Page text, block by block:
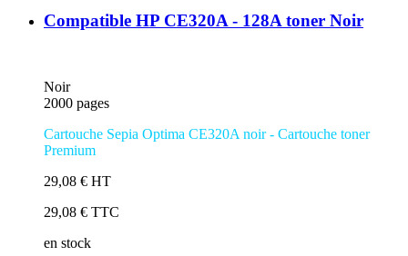
Compatible HP CE320A - 128A toner Noir
Noir
2000 pages
Cartouche Sepia Optima CE320A noir - Cartouche toner
Premium
29,08 € HT
29,08 € TTC
en stock